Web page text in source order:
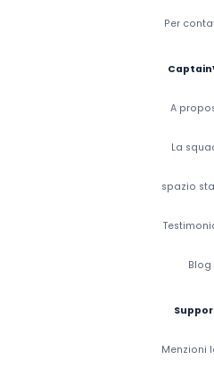
Per
A
La
spazio
Blog
Menzioni